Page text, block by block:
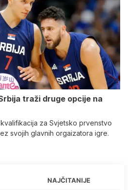
traži druge opcije na
za Svjetsko prvenstvo
svojih glavnih orgaizatora igre.
NAJČITANIJE